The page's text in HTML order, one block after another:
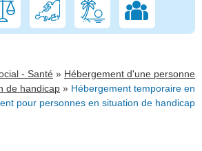
- Santé » Hébergement d'une personne
de handicap » Hébergement temporaire en
pour personnes en situation de handicap